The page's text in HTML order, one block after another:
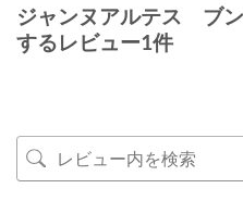
ジャンヌアルテス ブ
するレビュー1件